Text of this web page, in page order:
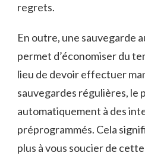
regrets.
En outre,​ une⁤ sauvegarde
permet‌ d’économiser ⁤du
lieu⁣ de ‌devoir effectuer
sauvegardes régulières, le
automatiquement à des
préprogrammés. Cela
plus⁤ à⁤ vous soucier de